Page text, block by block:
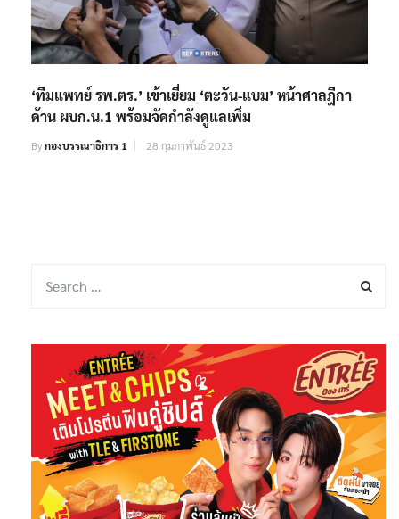
‘ทีมแพทย์ รพ.ตร.’ เข้าเยี่ยม ‘ตะวัน-แบม’ หน้าศาลฎีกา
ด้าน ผบก.น.1 พร้อมจัดกำลังดูแลเพิ่ม
Byกองบรรณาธิการ 1 28 กุมภาพันธ์ 2023